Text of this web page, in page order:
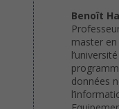
Benoît
master
données